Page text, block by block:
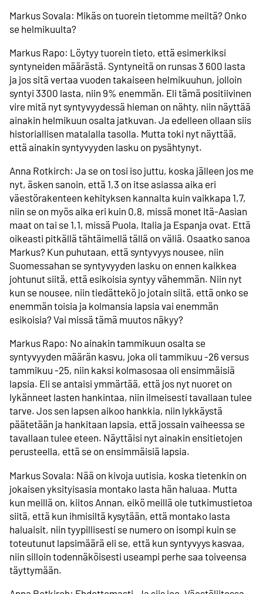
Markus Sovala: Mikäs on tuorein tietomme meiltä? Onko
se helmikuulta?
Markus Rapo: Löytyy tuorein tieto, että esimerkiksi
syntyneiden määrästä. Syntyneitä on runsas 3 600 lasta
ja jos sitä vertaa vuoden takaiseen helmikuuhun, jolloin
syntyi 3300 lasta, niin 9% enemmän. Eli tämä positiivinen
vire mitä nyt syntyvyydessä hieman on nähty, niin näyttää
ainakin helmikuun osalta jatkuvan. Ja edelleen ollaan siis
historiallisen matalalla tasolla. Mutta toki nyt näyttää,
että ainakin syntyvyyden lasku on pysähtynyt.
Anna Rotkirch: Ja se on tosi iso juttu, koska jälleen jos me
nyt, äsken sanoin, että 1,3 on itse asiassa aika eri
väestörakenteen kehityksen kannalta kuin vaikkapa 1,7,
niin se on myös aika eri kuin 0,8, missä monet Itä-Aasian
maat on tai se 1,1, missä Puola, Italia ja Espanja ovat. Että
oikeasti pitkällä tähtäimellä tällä on väliä. Osaatko sanoa
Markus? Kun puhutaan, että syntyvyys nousee, niin
Suomessahan se syntyvyyden lasku on ennen kaikkea
johtunut siitä, että esikoisia syntyy vähemmän. Niin nyt
kun se nousee, niin tiedättekö jo jotain siitä, että onko se
enemmän toisia ja kolmansia lapsia vai enemmän
esikoisia? Vai missä tämä muutos näkyy?
Markus Rapo: No ainakin tammikuun osalta se
syntyvyyden määrän kasvu, joka oli tammikuu -26 versus
tammikuu -25, niin kaksi kolmasosaa oli ensimmäisiä
lapsia. Eli se antaisi ymmärtää, että jos nyt nuoret on
lykänneet lasten hankintaa, niin ilmeisesti tavallaan tulee
tarve. Jos sen lapsen aikoo hankkia, niin lykkäystä
päätetään ja hankitaan lapsia, että jossain vaiheessa se
tavallaan tulee eteen. Näyttäisi nyt ainakin ensitietojen
perusteella, että se on ensimmäisiä lapsia.
Markus Sovala: Nää on kivoja uutisia, koska tietenkin on
jokaisen yksityisasia montako lasta hän haluaa. Mutta
kun meillä on, kiitos Annan, eikö meillä ole tutkimustietoa
siitä, että kun ihmisiltä kysytään, että montako lasta
haluaisit, niin tyypillisesti se numero on isompi kuin se
toteutunut lapsimäärä eli se, että kun syntyvyys kasvaa,
niin silloin todennäköisesti useampi perhe saa toiveensa
täyttymään.